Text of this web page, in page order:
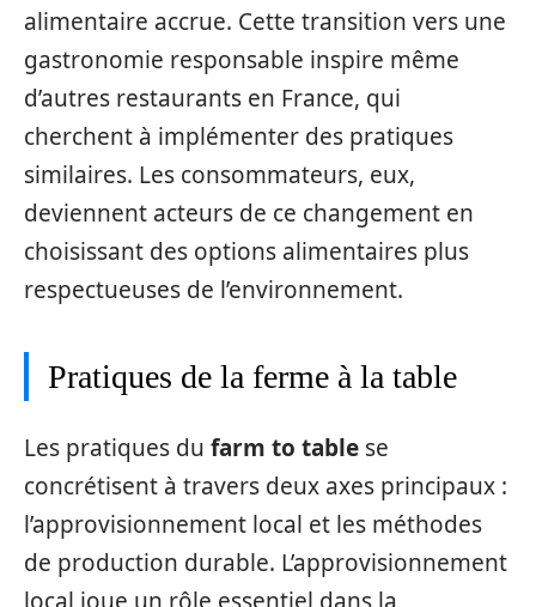
alimentaire accrue. Cette transition vers une
gastronomie responsable inspire même
d’autres restaurants en France, qui
cherchent à implémenter des pratiques
similaires. Les consommateurs, eux,
deviennent acteurs de ce changement en
choisissant des options alimentaires plus
respectueuses de l’environnement.
Pratiques de la ferme à la table
Les pratiques du farm to table se
concrétisent à travers deux axes principaux :
l’approvisionnement local et les méthodes
de production durable. L’approvisionnement
local joue un rôle essentiel dans la